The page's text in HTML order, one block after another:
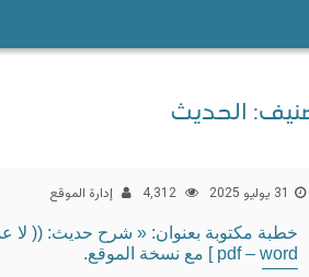
الحديث
خطبة مكتوبة بعنوان: « شرح حديث: (( لا
pdf – word ] مع نسخة الموقع.
31 يوليو 2025 إدارة الموقع